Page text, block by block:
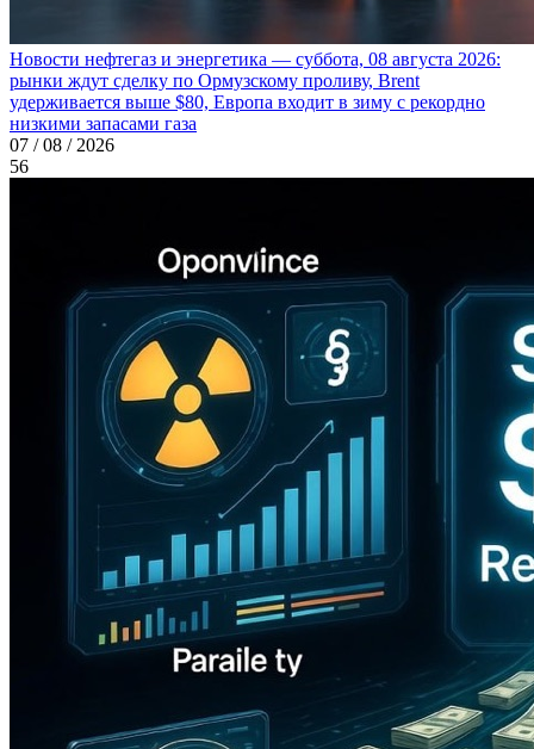
Новости нефтегаз и энергетика — суббота, 08 августа 2026:
рынки ждут сделку по Ормузскому проливу, Brent
удерживается выше $80, Европа входит в зиму с рекордно
низкими запасами газа
07 / 08 / 2026
56